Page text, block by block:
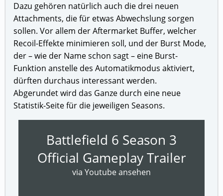
Dazu gehören natürlich auch die drei neuen
Attachments, die für etwas Abwechslung sorgen
sollen. Vor allem der Aftermarket Buffer, welcher
Recoil-Effekte minimieren soll, und der Burst Mode,
der – wie der Name schon sagt – eine Burst-
Funktion anstelle des Automatikmodus aktiviert,
dürften durchaus interessant werden.
Abgerundet wird das Ganze durch eine neue
Statistik-Seite für die jeweiligen Seasons.
Battlefield 6 Season 3
Official Gameplay Trailer
via Youtube ansehen